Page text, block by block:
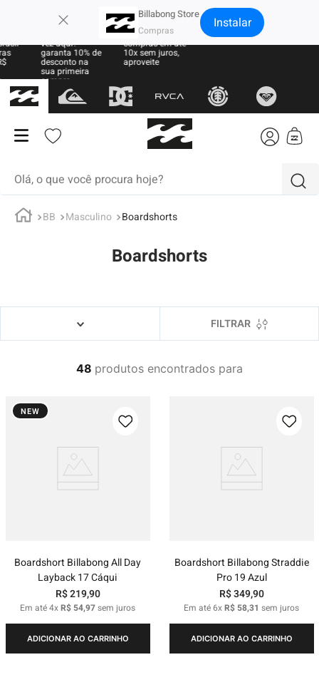
Billabong Store Instalar
vez aqui?
garanta 10% de
desconto na
sua primeira
compra
Parcele suas
compras em até
10x sem juros,
aproveite
BB Masculino Boardshorts
Boardshorts
FILTRAR
48 produtos
NEW
Boardshort Billabong All Day
Layback 17 Cáqui
R$219,90
Em até4xR$ 54,97sem juros
ADICIONAR AO CARRINHO
Boardshort Billabong Straddie
Pro 19 Azul
R$349,90
Em até6xR$ 58,31 sem juros
ADICIONAR AO CARRINHO
termos mais buscados
bermuda
mochila
biquini